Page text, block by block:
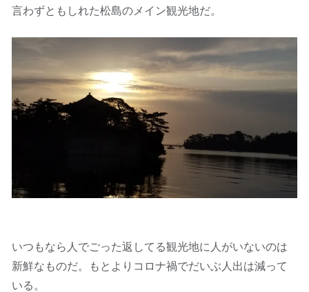
言わずともしれた松島のメイン観光地だ。
いつもなら人でごった返してる観光地に人がいないのは
新鮮なものだ。もとよりコロナ禍でだいぶ人出は減って
いる。